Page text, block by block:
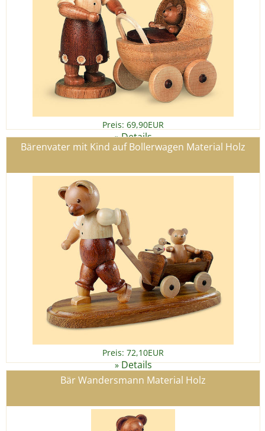
Preis: 69,90EUR
»Details
Bärenvater mit Kind auf Bollerwagen Material Holz
Preis: 72,10EUR
»Details
Bär Wandersmann Material Holz